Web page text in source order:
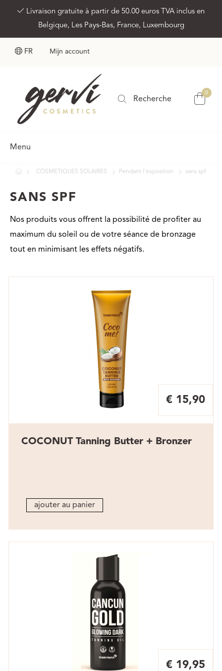
Livraison gratuite à partir de 50.00 euros TVA inclus en
Belgique, Les Pays-Bas, France, Luxembourg
FR Mijn account
Recherche
0
Menu
COSMETIQUES SOLAIRES Pendant l'exposition sans spf
SANS SPF
Nos produits vous offrent la possibilité de profiter au
maximum du soleil ou de votre séance de bronzage
tout en minimisant les effets négatifs.
€ 15,90
COCONUT Tanning Butter + Bronzer
ajouter au panier
€ 19,95